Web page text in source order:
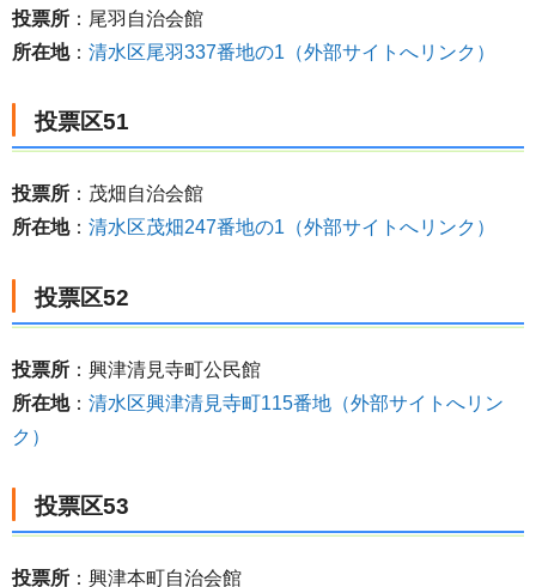
投票所 ：尾羽自治会館
所在地： 清水区尾羽337番地の1（外部サイトへリンク）
投票区51
投票所 ：茂畑自治会館
所在地： 清水区茂畑247番地の1（外部サイトへリンク）
投票区52
投票所 ：興津清見寺町公民館
所在地： 清水区興津清見寺町115番地（外部サイトへリン
ク）
投票区53
投票所 ：興津本町自治会館